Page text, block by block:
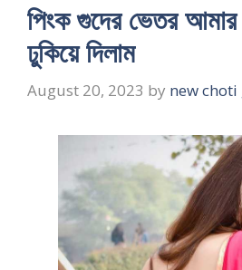
পিংক গুদের ভেতর আমার
ঢুকিয়ে দিলাম
August 20, 2023 by new